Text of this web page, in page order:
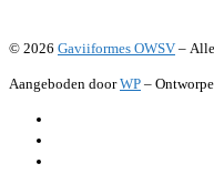
© 2026 Gaviiformes OWSV –
Aangeboden doorWP –